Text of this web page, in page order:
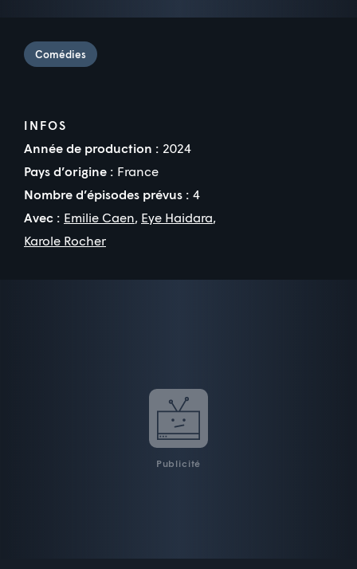
Comédies
INFOS
Année de production : 2024
Pays d’origine : France
Nombre d’épisodes prévus : 4
Avec : Emilie Caen, Eye Haidara,
Karole Rocher
Publicité